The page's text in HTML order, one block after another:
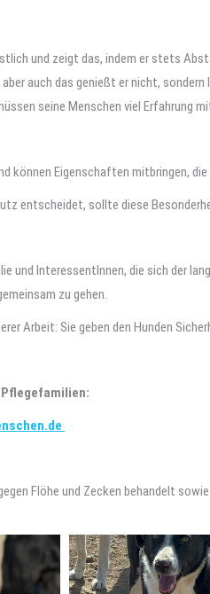
und zeigt das, indem er stets
auch das genießt er nicht,
seine Menschen viel Erfahrung
können Eigenschaften mitbringen,
entscheidet, sollte diese
und InteressentInnen, die sich der
zu gehen.
Arbeit: Sie geben den Hunden
Flöhe und Zecken behandelt